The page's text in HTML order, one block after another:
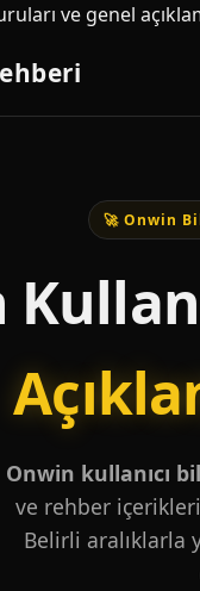
ve genel
🚀 Onwin
Onwin kullanıcı
ve rehber
Belirli aralıklarla